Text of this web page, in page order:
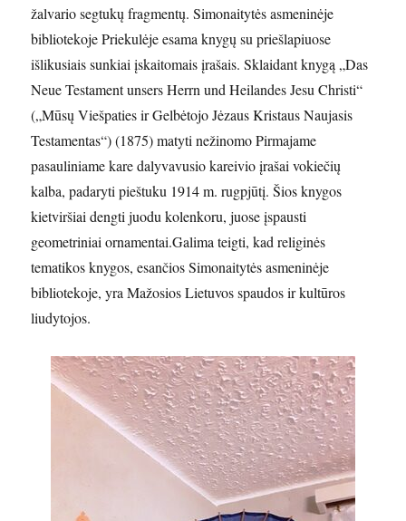
žalvario segtukų fragmentų. Simonaitytės asmeninėje
bibliotekoje Priekulėje esama knygų su priešlapiuose
išlikusiais sunkiai įskaitomais įrašais. Sklaidant knygą „Das
Neue Testament unsers Herrn und Heilandes Jesu Christi“
(„Mūsų Viešpaties ir Gelbėtojo Jėzaus Kristaus Naujasis
Testamentas“) (1875) matyti nežinomo Pirmajame
pasauliniame kare dalyvavusio kareivio įrašai vokiečių
kalba, padaryti pieštuku 1914 m. rugpjūtį. Šios knygos
kietviršiai dengti juodu kolenkoru, juose įspausti
geometriniai ornamentai.Galima teigti, kad religinės
tematikos knygos, esančios Simonaitytės asmeninėje
bibliotekoje, yra Mažosios Lietuvos spaudos ir kultūros
liudytojos.